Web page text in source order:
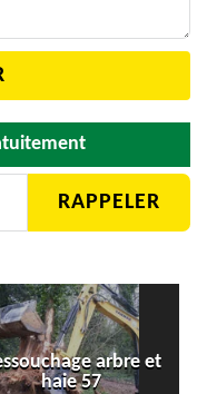
arbre et
haie 57